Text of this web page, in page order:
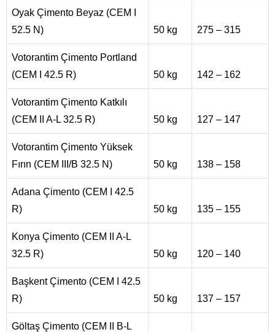
Oyak Çimento Beyaz (CEM I
52.5 N)
50 kg 275 – 315
Votorantim Çimento Portland
(CEM I 42.5 R)
50 kg 142 – 162
Votorantim Çimento Katkılı
(CEM II A-L 32.5 R)
50 kg 127 – 147
Votorantim Çimento Yüksek
Fırın (CEM III/B 32.5 N)
50 kg 138 – 158
Adana Çimento (CEM I 42.5
R)
50 kg 135 – 155
Konya Çimento (CEM II A-L
32.5 R)
50 kg 120 – 140
Başkent Çimento (CEM I 42.5
R)
50 kg 137 – 157
Göltaş Çimento (CEM II B-L